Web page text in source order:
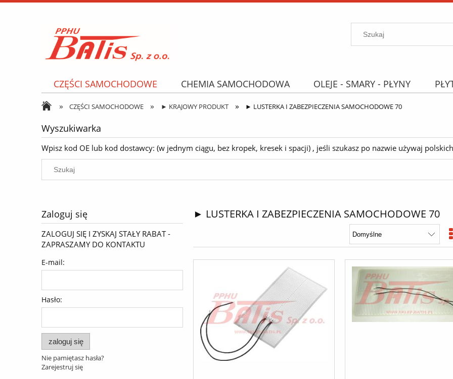
CZĘŚCI SAMOCHODOWE CHEMIA SAMOCHODOWA OLEJE - SMARY - PŁYNY
NARZĘDZIA I AKCESORIA
OPONY PROMOCJE WYPRZEDAŻ Wyszukiwarka
» CZĘŚCI SAMOCHODOWE » ► KRAJOWY PRODUKT » ► LUSTERKA I ZABEZPIECZENIA SAMOCHODOWE 70
Wyszukiwarka
Wpisz kod OE lub kod dostawcy: (w jednym ciągu, bez kropek, kresek i spacji) , jeśli szukasz po nazwie używaj
Zaloguj się
ZALOGUJ SIĘ I ZYSKAJ STAŁY RABAT -
ZAPRASZAMY DO KONTAKTU
E-mail:
Hasło:
zaloguj się
Nie pamiętasz hasła?
Zarejestruj się
► LUSTERKA I ZABEZPIECZENIA SAMOCHODOWE 70